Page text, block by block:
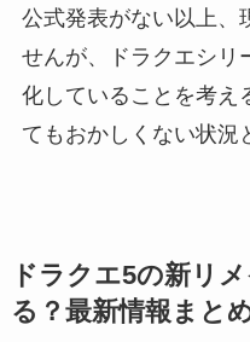
公式発表がない以上、
せんが、ドラクエシリ
化していることを考え
てもおかしくない状況
ドラクエ5の新リ
る？最新情報まと